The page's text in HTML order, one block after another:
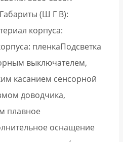
(Ш Г В):
корпуса:
пленкаПодсветка
выключателем,
касанием сенсорной
доводчика,
плавное
оснащение